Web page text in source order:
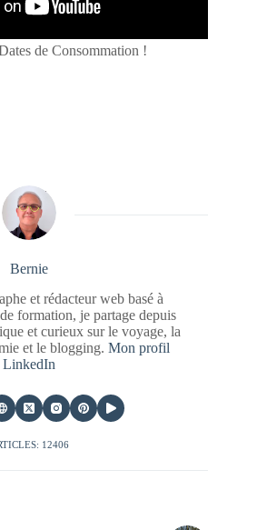
de Consommation !
Bernie
et rédacteur web basé à
formation, je partage depuis
et curieux sur le voyage, la
et le blogging. Mon profil
LinkedIn
12406